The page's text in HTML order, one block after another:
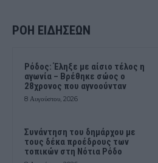
ΡΟΗ ΕΙΔΗΣΕΩΝ
Ρόδος: Έληξε με αίσιο τέλος η
αγωνία – Βρέθηκε σώος ο
28χρονος που αγνοούνταν
8 Αυγούστου, 2026
Συνάντηση του δημάρχου με
τους δέκα προέδρους των
τοπικών στη Νότια Ρόδο